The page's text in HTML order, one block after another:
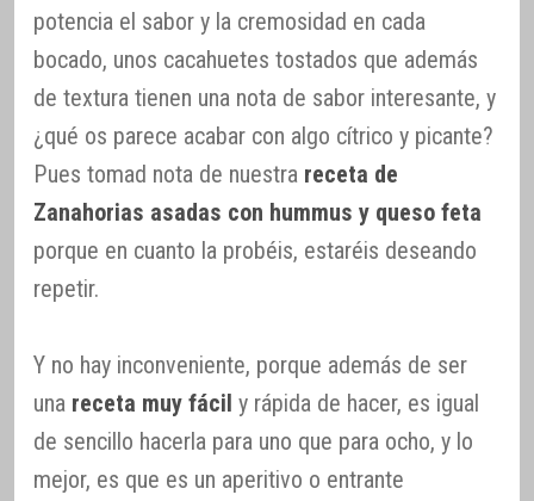
potencia el sabor y la cremosidad en cada
bocado, unos cacahuetes tostados que además
de textura tienen una nota de sabor interesante, y
¿qué os parece acabar con algo cítrico y picante?
Pues tomad nota de nuestra receta de
Zanahorias asadas con hummus y queso feta
porque en cuanto la probéis, estaréis deseando
repetir.
Y no hay inconveniente, porque además de ser
una receta muy fácil y rápida de hacer, es igual
de sencillo hacerla para uno que para ocho, y lo
mejor, es que es un aperitivo o entrante